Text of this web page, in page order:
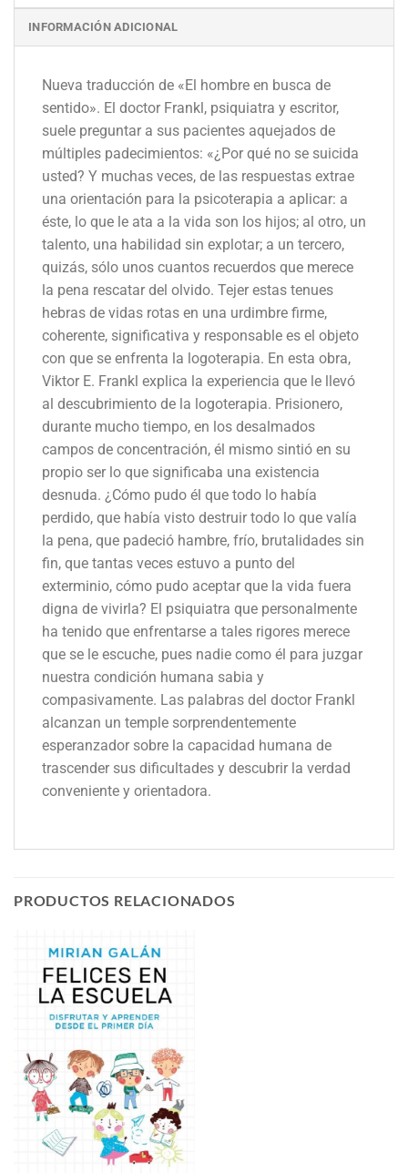
INFORMACIÓN ADICIONAL
Nueva traducción de «El hombre en busca de
sentido». El doctor Frankl, psiquiatra y escritor,
suele preguntar a sus pacientes aquejados de
múltiples padecimientos: «¿Por qué no se suicida
usted? Y muchas veces, de las respuestas extrae
una orientación para la psicoterapia a aplicar: a
éste, lo que le ata a la vida son los hijos; al otro, un
talento, una habilidad sin explotar; a un tercero,
quizás, sólo unos cuantos recuerdos que merece
la pena rescatar del olvido. Tejer estas tenues
hebras de vidas rotas en una urdimbre firme,
coherente, significativa y responsable es el objeto
con que se enfrenta la logoterapia. En esta obra,
Viktor E. Frankl explica la experiencia que le llevó
al descubrimiento de la logoterapia. Prisionero,
durante mucho tiempo, en los desalmados
campos de concentración, él mismo sintió en su
propio ser lo que significaba una existencia
desnuda. ¿Cómo pudo él que todo lo había
perdido, que había visto destruir todo lo que valía
la pena, que padeció hambre, frío, brutalidades sin
fin, que tantas veces estuvo a punto del
exterminio, cómo pudo aceptar que la vida fuera
digna de vivirla? El psiquiatra que personalmente
ha tenido que enfrentarse a tales rigores merece
que se le escuche, pues nadie como él para juzgar
nuestra condición humana sabia y
compasivamente. Las palabras del doctor Frankl
alcanzan un temple sorprendentemente
esperanzador sobre la capacidad humana de
trascender sus dificultades y descubrir la verdad
conveniente y orientadora.
PRODUCTOS RELACIONADOS